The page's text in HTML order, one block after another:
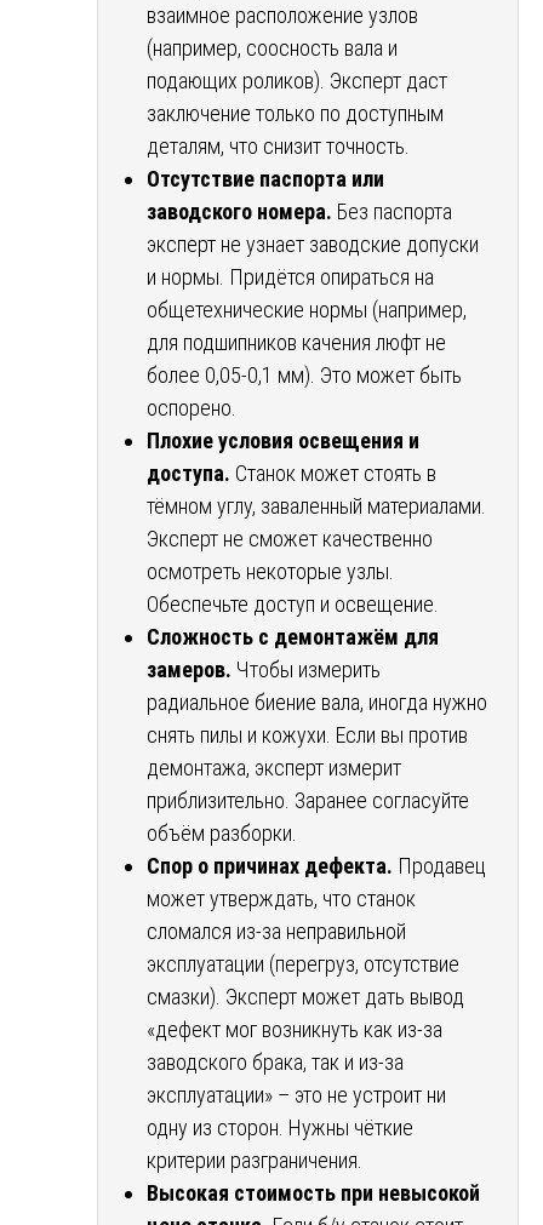
взаимное расположение узлов
(например, соосность вала и
подающих роликов). Эксперт даст
заключение только по доступным
деталям, что снизит точность.
Отсутствие паспорта или
заводского номера. Без паспорта
эксперт не узнает заводские допуски
и нормы. Придётся опираться на
общетехнические нормы (например,
для подшипников качения люфт не
более 0,05-0,1 мм). Это может быть
оспорено.
Плохие условия освещения и
доступа. Станок может стоять в
тёмном углу, заваленный материалами.
Эксперт не сможет качественно
осмотреть некоторые узлы.
Обеспечьте доступ и освещение.
Сложность с демонтажём для
замеров. Чтобы измерить
радиальное биение вала, иногда нужно
снять пилы и кожухи. Если вы против
демонтажа, эксперт измерит
приблизительно. Заранее согласуйте
объём разборки.
Спор о причинах дефекта. Продавец
может утверждать, что станок
сломался из-за неправильной
эксплуатации (перегруз, отсутствие
смазки). Эксперт может дать вывод
«дефект мог возникнуть как из-за
заводского брака, так и из-за
эксплуатации» – это не устроит ни
одну из сторон. Нужны чёткие
критерии разграничения.
Высокая стоимость при невысокой